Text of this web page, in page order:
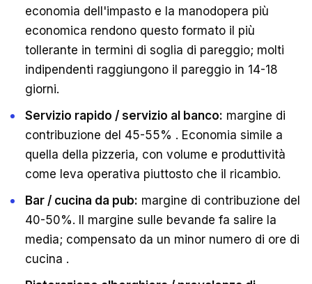
economia dell'impasto e la manodopera più
economica rendono questo formato il più
tollerante in termini di soglia di pareggio; molti
indipendenti raggiungono il pareggio in 14-18
giorni.
Servizio rapido / servizio al banco: margine di
contribuzione del 45-55% . Economia simile a
quella della pizzeria, con volume e produttività
come leva operativa piuttosto che il ricambio.
Bar / cucina da pub: margine di contribuzione del
40-50%. Il margine sulle bevande fa salire la
media; compensato da un minor numero di ore di
cucina .